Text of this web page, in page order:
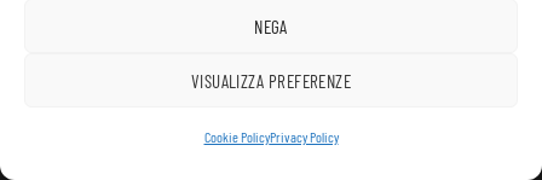
NEGA
VISUALIZZA PREFERENZE
Cookie PolicyPrivacy Policy